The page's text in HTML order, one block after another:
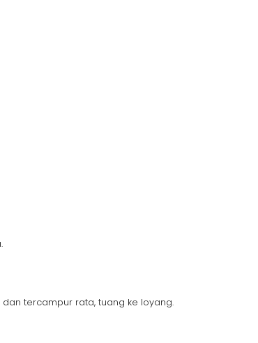
tercampur rata, tuang ke loyang.